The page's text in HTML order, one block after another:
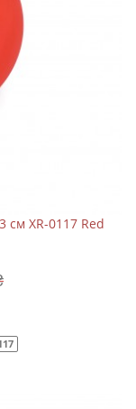
XR-0117 Red